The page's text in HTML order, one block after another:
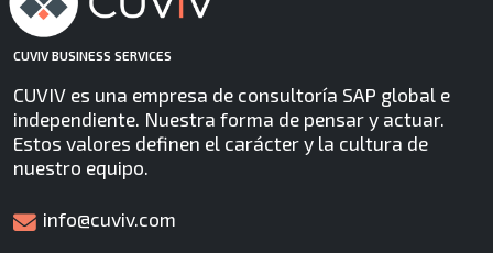
CUVIV BUSINESS SERVICES
CUVIV es una empresa de consultoría SAP global e
independiente. Nuestra forma de pensar y actuar.
Estos valores definen el carácter y la cultura de
nuestro equipo.
info@cuviv.com